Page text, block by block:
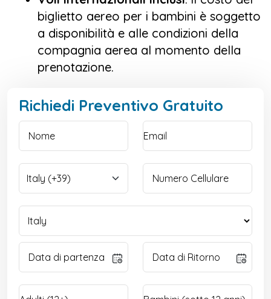
biglietto aereo per i bambini è soggetto
a disponibilità e alle condizioni della
compagnia aerea al momento della
prenotazione.
Richiedi Preventivo Gratuito